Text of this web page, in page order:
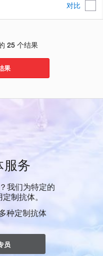
对比
25 个结果
果
服务
我们为特定的
制抗体。
种定制抗体
员